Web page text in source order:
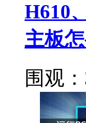
H610
主板
围观